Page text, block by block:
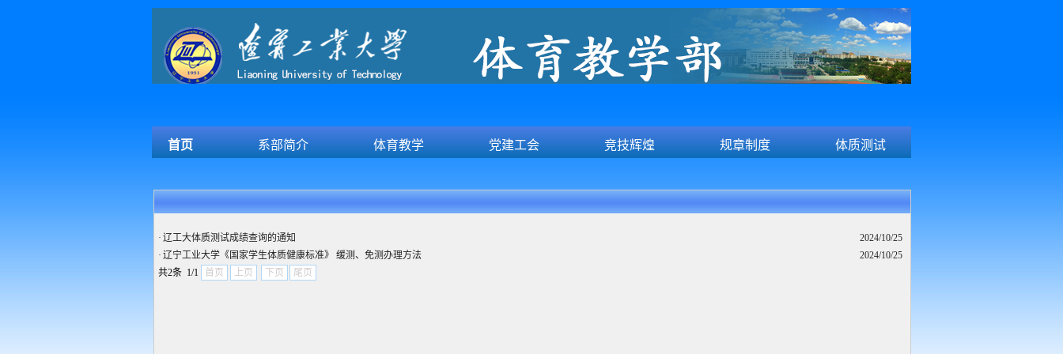
首页 系部简介 体育教学 党建工会 竞技辉煌 规章制度 体质测试
· 辽工大体质测试成绩查询的通知
2024/10/25
· 辽宁工业大学《国家学生体质健康标准》 缓测、免测办理方法
2024/10/25
共2条 1/1
首页 上页 下页 尾页